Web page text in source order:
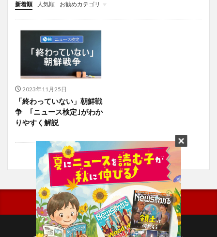
新着順 人気順
お勧めカテゴリ
投稿
学び
マンガ
電子書籍
2023年11月25日
「終わっていない」朝鮮戦
争 ｢ニュース検定｣がわか
りやすく解説